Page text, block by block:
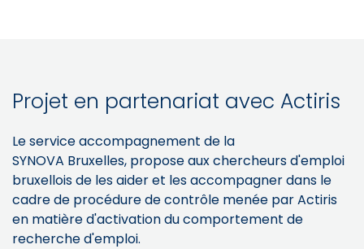
Projet en partenariat avec Actiris
Le service accompagnement de la
SYNOVA Bruxelles, propose aux chercheurs d'emploi
bruxellois de les aider et les accompagner dans le
cadre de procédure de contrôle menée par Actiris
en matière d'activation du comportement de
recherche d'emploi.